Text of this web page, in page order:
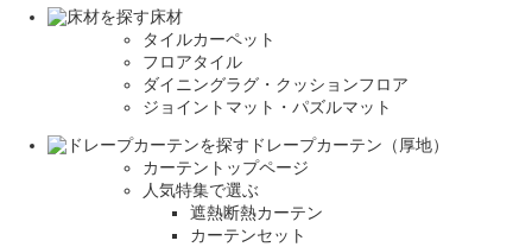
床材
タイルカーペット
フロアタイル
ダイニングラグ・クッションフロア
ジョイントマット・パズルマット
ドレープカーテン（厚地）
カーテントップページ
人気特集で選ぶ
遮熱断熱カーテン
カーテンセット